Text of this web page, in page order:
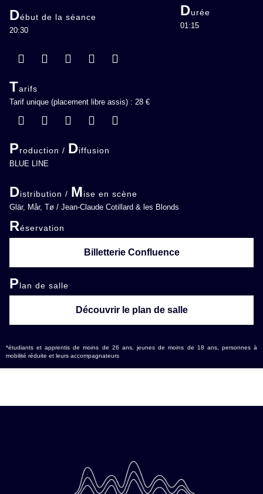
Début de la séance
20:30
Durée
01:15
Tarifs
Tarif unique (placement libre assis) : 28 €
Production / Diffusion
BLUE LINE
Distribution / Mise en scène
Glär, Mår, Tø / Jean-Claude Cotillard & les Blonds
Réservation
Billetterie Confluence
Plan de salle
Découvrir le plan de salle
*étudiants et apprentis de moins de 26 ans, jeunes de moins de 18 ans, personnes à
mobilité réduite et leurs accompagnateurs